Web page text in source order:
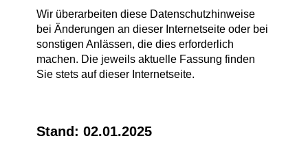
Wir überarbeiten diese Datenschutzhinweise
bei Änderungen an dieser Internetseite oder bei
sonstigen Anlässen, die dies erforderlich
machen. Die jeweils aktuelle Fassung finden
Sie stets auf dieser Internetseite.
Stand: 02.01.2025